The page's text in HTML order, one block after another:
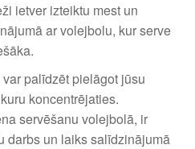
ietver izteiktu mest un
ar volejbolu, kur serve
palīdzēt pielāgot jūsu
koncentrējaties.
servēšanu volejbolā, ir
darbs un laiks salīdzinājumā